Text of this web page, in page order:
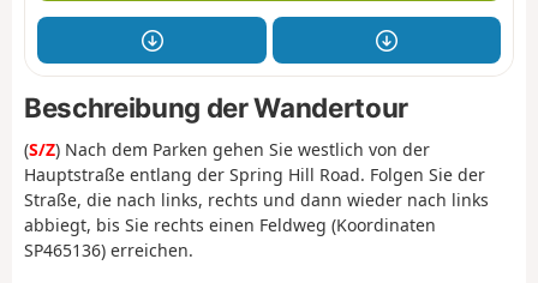
Beschreibung der Wandertour
(S/Z) Nach dem Parken gehen Sie westlich von der
Hauptstraße entlang der Spring Hill Road. Folgen Sie der
Straße, die nach links, rechts und dann wieder nach links
abbiegt, bis Sie rechts einen Feldweg (Koordinaten
SP465136) erreichen.